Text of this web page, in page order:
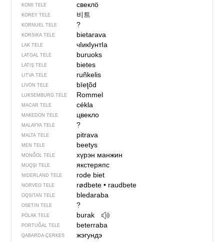
KOMI TELE свеклӧ
KOREY TELE 비트
KORNUEL TELE ?
KORSIKA TELE bietarava
LAK TELE чIикIунтIа
LATGAL TELE buruoks
LATIŞ TELE bietes
LITVA TELE ruñkelis
LIVON TELE bīeţõd
LUKSEMBURG TELE Rommel
MACAR TELE cékla
MAKEDON TELE цвекло
MALAYYA TELE ?
MALTA TELE pitrava
MEN TELE beetys
MONĞOL TELE хүрэн манжин
MUQŞI TELE якстеряпс
NIDERLAND TELE rode biet
NORVEG TELE rødbete• raudbete
OQSITAN TELE bledaraba
OSETIN TELE ?
POLAK TELE burak
PORTUĞAL TELE beterraba
QABARDA-ÇERKES
жэгундэ